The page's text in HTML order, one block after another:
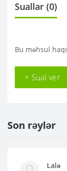
Suallar (0)
Bu məhsul
+ Sual ver
Son rəylər
Lalə